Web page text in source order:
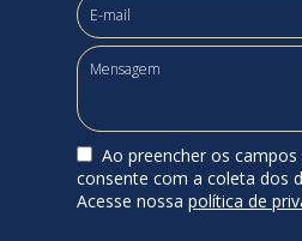
Ao preencher os campos
consente com a coleta dos
Acesse nossa política de